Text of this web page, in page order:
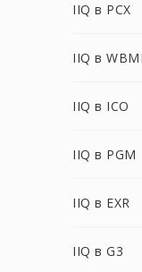
IIQ в PCX
IIQ в
IIQ в ICO
IIQ в PGM
IIQ в EXR
IIQ в G3